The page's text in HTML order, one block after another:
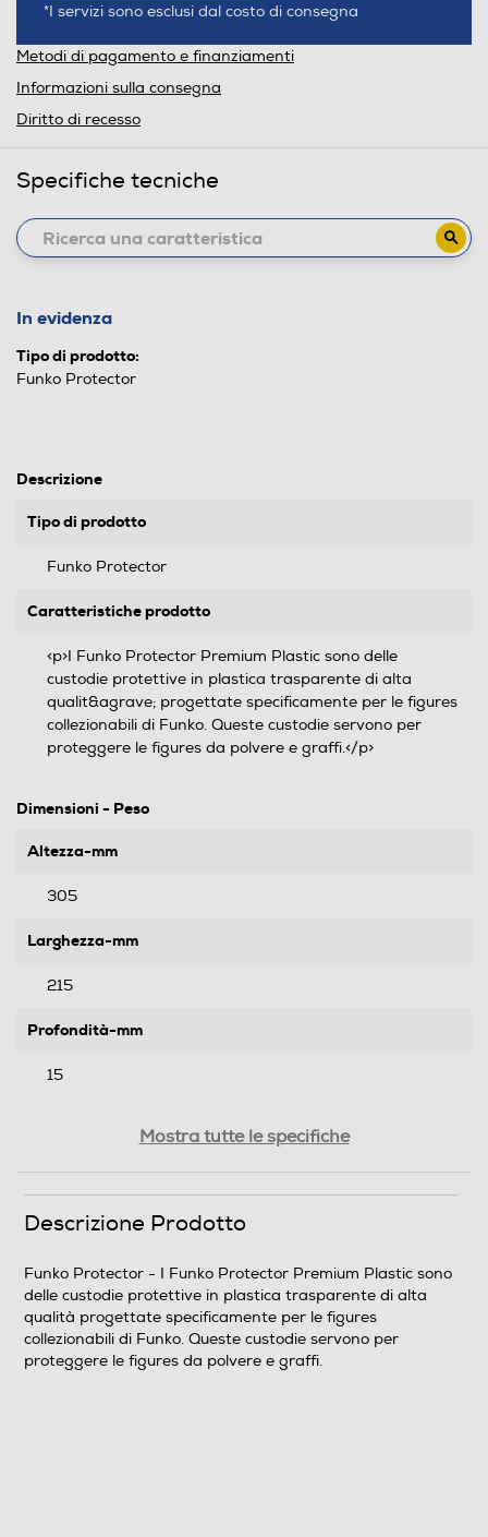
*I servizi sono esclusi dal costo di consegna
Metodi di pagamento e finanziamenti
Informazioni sulla consegna
Diritto di recesso
Specifiche tecniche
In evidenza
Tipo di prodotto:
Funko Protector
Descrizione
Tipo di prodotto
Funko Protector
Caratteristiche prodotto
<p>I Funko Protector Premium Plastic sono delle
custodie protettive in plastica trasparente di alta
qualit&agrave; progettate specificamente per le figures
collezionabili di Funko. Queste custodie servono per
proteggere le figures da polvere e graffi.</p>
Dimensioni - Peso
Altezza-mm
305
Larghezza-mm
215
Profondità-mm
15
Informazioni sulla sicurezza del prodotto
Clicca qui
Mostra tutte le specifiche
Descrizione Prodotto
Funko Protector - I Funko Protector Premium Plastic sono
delle custodie protettive in plastica trasparente di alta
qualità progettate specificamente per le figures
collezionabili di Funko. Queste custodie servono per
proteggere le figures da polvere e graffi.